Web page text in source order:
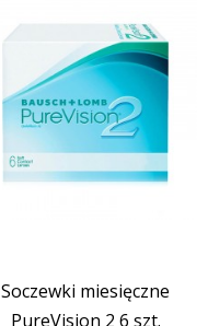
Soczewki miesięczne
PureVision 2 6 szt.